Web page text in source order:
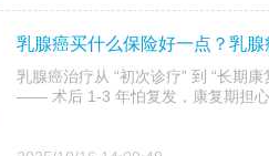
乳腺癌买什么保险好一点？乳
乳腺癌治疗从 “初次诊疗” 到 “长期
—— 术后 1-3 年怕复发，康复期担